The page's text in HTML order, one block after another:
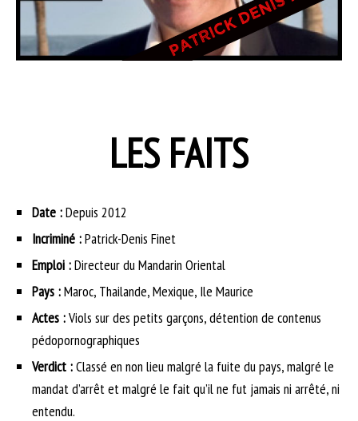
LES FAITS
Date :Depuis 2012
Incriminé :Patrick-Denis Finet
Emploi :Directeur du Mandarin Oriental
Pays :Maroc, Thailande, Mexique, Ile Maurice
Actes :Viols sur des petits garçons, détention de contenus
pédopornographiques
Verdict :Classé en non lieu malgré la fuite du pays, malgré le
mandat d’arrêt et malgré le fait qu’il ne fut jamais ni arrêté, ni
entendu.